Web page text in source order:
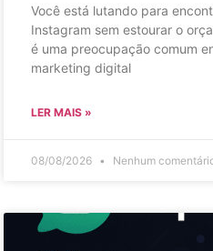
Você está lutando para
Instagram sem estourar o
é uma preocupação comum
marketing digital
LER MAIS »
08/08/2026 Nenhum